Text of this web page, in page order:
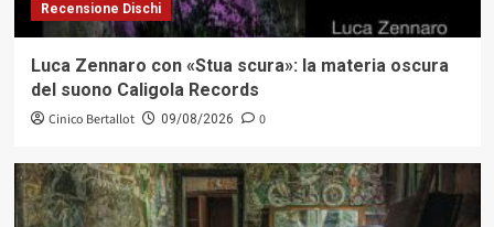
Recensione Dischi
Luca Zennaro con «Stua scura»: la materia oscura
del suono Caligola Records
Cinico Bertallot 09/08/2026 0